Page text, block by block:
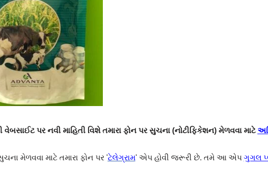
પર નવી માહિતી વિશે તમારા ફોન પર સુચના (નોટીફિકેશન) મેળવવા માટે
મેળવવા માટે તમારા ફોન પર 'ટેલેગ્રામ' એપ હોવી જરૂરી છે. તમે આ એપ ગુગલ